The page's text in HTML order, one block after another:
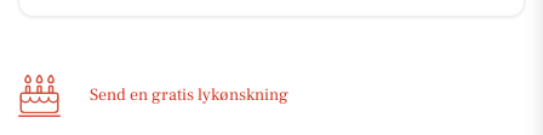
Send en gratis lykønskning